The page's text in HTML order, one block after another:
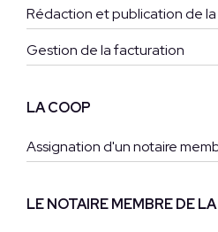
Rédaction et publication de
Gestion de la facturation
LA COOP
Assignation d'un notaire
LE NOTAIRE MEMBRE DE